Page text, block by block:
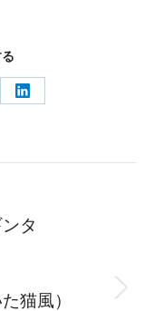
Share
タ
猫風）